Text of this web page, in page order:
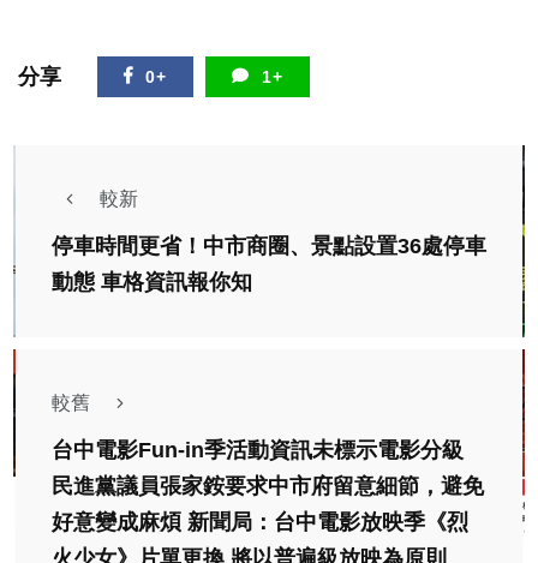
分享 0+ 1+
較新
停車時間更省！中市商圈、景點設置36處停車
動態 車格資訊報你知
較舊
台中電影Fun-in季活動資訊未標示電影分級
民進黨議員張家銨要求中市府留意細節，避免
好意變成麻煩 新聞局：台中電影放映季《烈